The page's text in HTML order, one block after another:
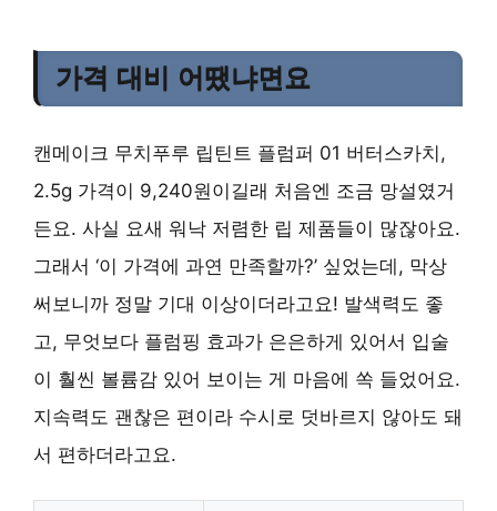
가격 대비 어땠냐면요
캔메이크 무치푸루 립틴트 플럼퍼 01 버터스카치,
2.5g 가격이 9,240원이길래 처음엔 조금 망설였거
든요. 사실 요새 워낙 저렴한 립 제품들이 많잖아요.
그래서 ‘이 가격에 과연 만족할까?’ 싶었는데, 막상
써보니까 정말 기대 이상이더라고요! 발색력도 좋
고, 무엇보다 플럼핑 효과가 은은하게 있어서 입술
이 훨씬 볼륨감 있어 보이는 게 마음에 쏙 들었어요.
지속력도 괜찮은 편이라 수시로 덧바르지 않아도 돼
서 편하더라고요.